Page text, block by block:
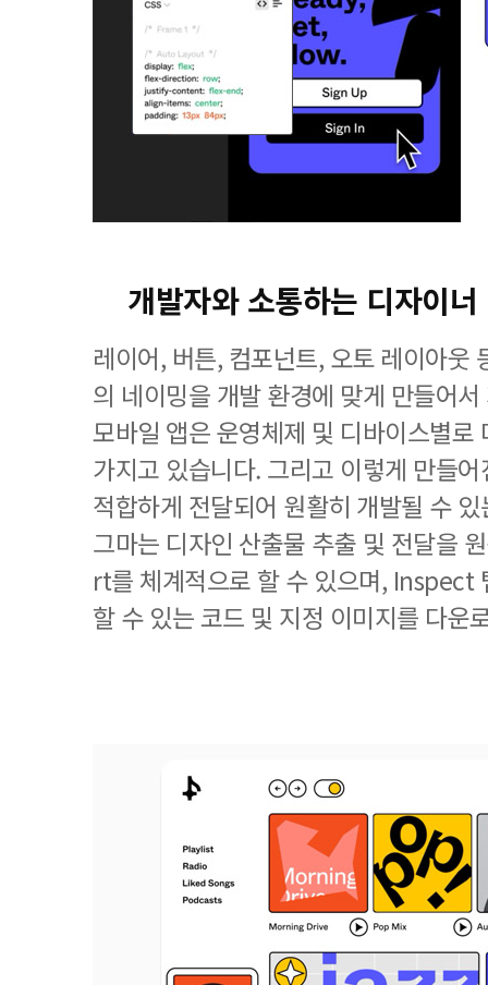
개발자와 소통하는 디자이너
레이어, 버튼, 컴포넌트, 오토 레이아웃
의 네이밍을 개발 환경에 맞게 만들어
모바일 앱은 운영체제 및 디바이스별로
가지고 있습니다. 그리고 이렇게 만들
적합하게 전달되어 원활히 개발될 수
그마는 디자인 산출물 추출 및 전달을
rt를 체계적으로 할 수 있으며, Inspect
할 수 있는 코드 및 지정 이미지를 다운